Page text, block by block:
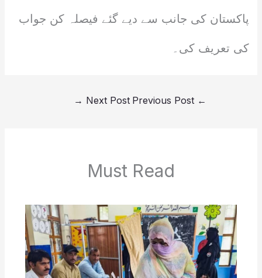
پاکستان کی جانب سے دیے گئے فیصلہ کن جواب
کی تعریف کی۔
←
Next Post
→
Must Read